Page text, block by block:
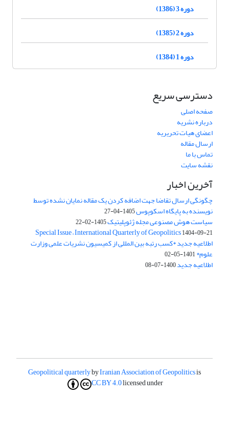
دوره 3 (1386)
دوره 2 (1385)
دوره 1 (1384)
دسترسی سریع
صفحه اصلی
درباره نشریه
اعضای هیات تحریریه
ارسال مقاله
تماس با ما
نقشه سایت
آخرین اخبار
چگونگی ارسال تقاضا جهت اضافه کردن یک مقاله نمایان نشده توسط
نویسنده به پایگاه اسکوپوس1405-04-27
سیاست هوش مصنوعی مجله ژئوپلیتیک1405-02-22
Special Issue – International Quarterly of Geopolitics1404-09-21
اطلاعیه جدید *کسب رتبه بین المللی از کمیسیون نشریات علمی وزارت
علوم*1401-05-02
اطلاعیه جدید1400-07-08
Geopolitical quarterlybyIranian Association of Geopoliticsis
licensed under
CC BY 4.0